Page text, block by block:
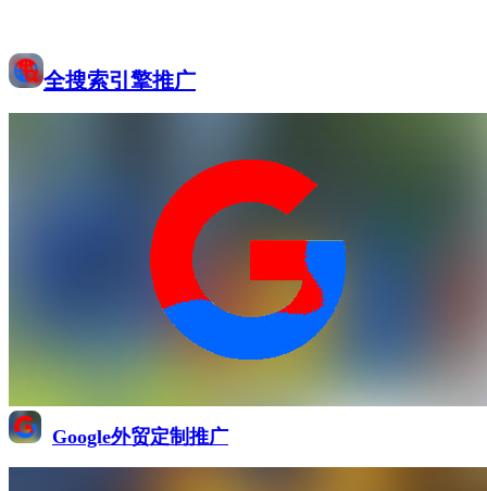
全搜索引擎推广
Google外贸定制推广